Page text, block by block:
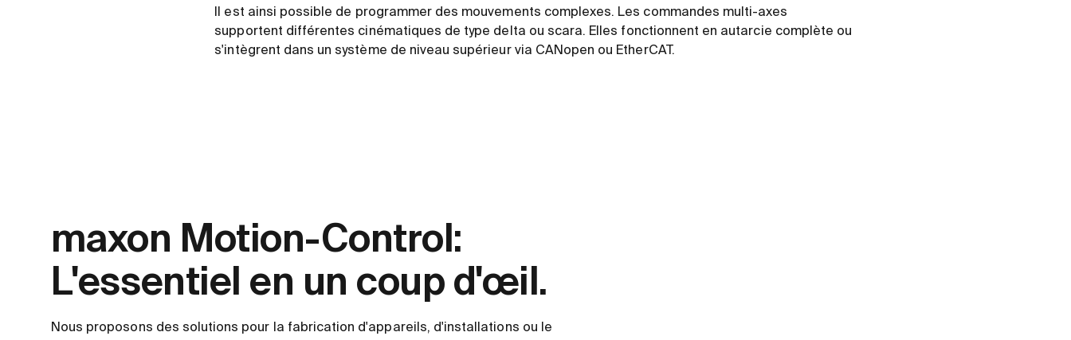
Il est ainsi possible de programmer des mouvements complexes. Les commandes multi-axes
supportent différentes cinématiques de type delta ou scara. Elles fonctionnent en autarcie complète ou
s'intègrent dans un système de niveau supérieur via CANopen ou EtherCAT.
maxon Motion-Control:
L'essentiel en un coup d'œil.
Nous proposons des solutions pour la fabrication d'appareils, d'installations ou le